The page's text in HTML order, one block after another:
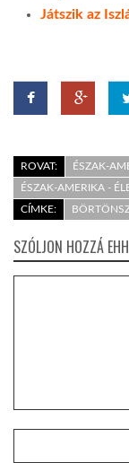
Játszik az
ROVAT: ÉSZAK-
ÉSZAK-AMERIKA -
CÍMKE:
SZÓLJON HOZZÁ